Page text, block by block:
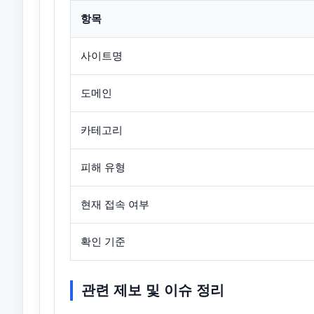
항목
사이트명
도메인
카테고리
피해 유형
현재 접속 여부
확인 기준
관련 제보 및 이슈 정리